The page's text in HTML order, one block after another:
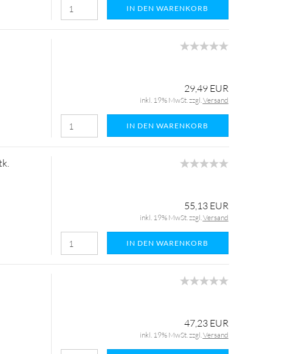
IN DEN WARENKORB
29,49 EUR
inkl. 19% MwSt. zzgl.Versand
IN DEN WARENKORB
55,13 EUR
inkl. 19% MwSt. zzgl.Versand
IN DEN WARENKORB
47,23 EUR
inkl. 19% MwSt. zzgl.Versand